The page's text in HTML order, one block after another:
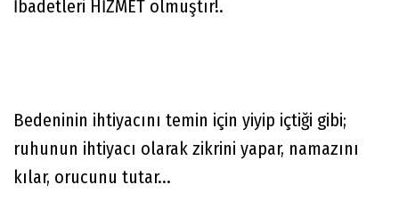
İbadetleri HİZMET olmuştır!.
Bedeninin ihtiyacını temin için yiyip içtiği gibi;
ruhunun ihtiyacı olarak zikrini yapar, namazını
kılar, orucunu tutar...